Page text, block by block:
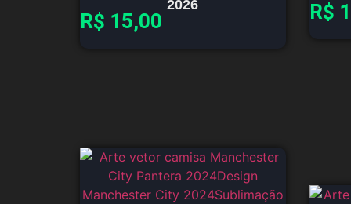
2026
R$ 15,00 R$